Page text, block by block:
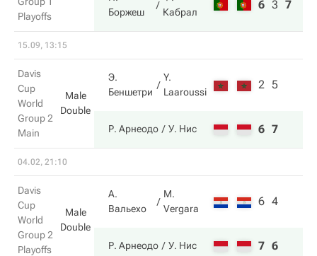
Playoffs
Боржеш
Кабрал
6 3 7
15.09, 13:15
Davis
Cup
World
Group 2
Main
Male
Double
Э.
Беншетри
Y.
Laaroussi
2 5
Р. Арнеодо У. Нис 6 7
04.02, 21:10
Davis
Cup
World
Group 2
Playoffs
Male
Double
А.
Вальехо
M.
Vergara
6 4
Р. Арнеодо У. Нис 7 6